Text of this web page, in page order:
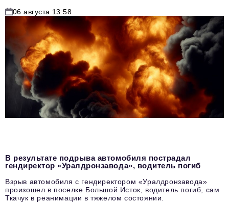
06 августа 13:58
В результате подрыва автомобиля пострадал
гендиректор «Уралдронзавода», водитель погиб
Взрыв автомобиля с гендиректором «Уралдронзавода»
произошел в поселке Большой Исток, водитель погиб, сам
Ткачук в реанимации в тяжелом состоянии.